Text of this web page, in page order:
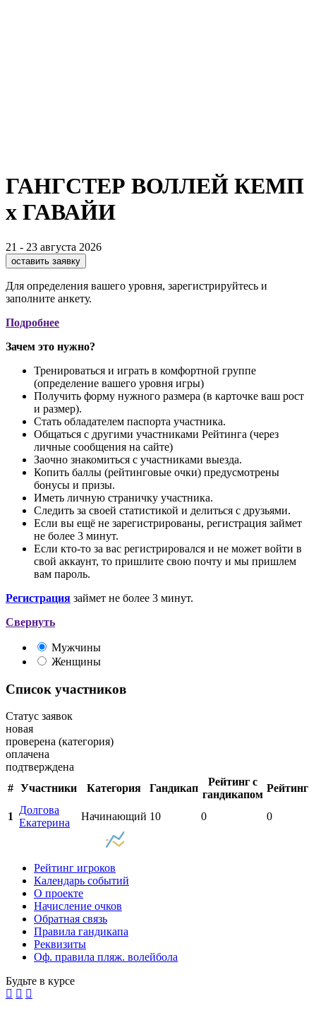
ГАНГСТЕР ВОЛЛЕЙ КЕМП
x ГАВАЙИ
21 - 23 августа 2026
оставить заявку
Для определения вашего уровня, зарегистрируйтесь и
заполните анкету.
Подробнее
Зачем это нужно?
Тренироваться и играть в комфортной группе
(определение вашего уровня игры)
Получить форму нужного размера (в карточке ваш рост
и размер).
Стать обладателем паспорта участника.
Общаться с другими участниками Рейтинга (через
личные сообщения на сайте)
Заочно знакомиться с участниками выезда.
Копить баллы (рейтинговые очки) предусмотрены
бонусы и призы.
Иметь личную страничку участника.
Следить за своей статистикой и делиться с друзьями.
Если вы ещё не зарегистрированы, регистрация займет
не более 3 минут.
Если кто-то за вас регистрировался и не может войти в
свой аккаунт, то пришлите свою почту и мы пришлем
вам пароль.
Регистрация займет не более 3 минут.
Свернуть
Мужчины
Женщины
Список участников
Статус заявок
новая
проверена (категория)
оплачена
подтверждена
# Участники Категория Гандикап
Рейтинг с
гандикапом
Рейтинг
1
Долгова
Екатерина
Начинающий 10 0 0
Рейтинг игроков
Календарь событий
О проекте
Начисление очков
Обратная связь
Правила гандикапа
Реквизиты
Оф. правила пляж. волейбола
Будьте в курсе